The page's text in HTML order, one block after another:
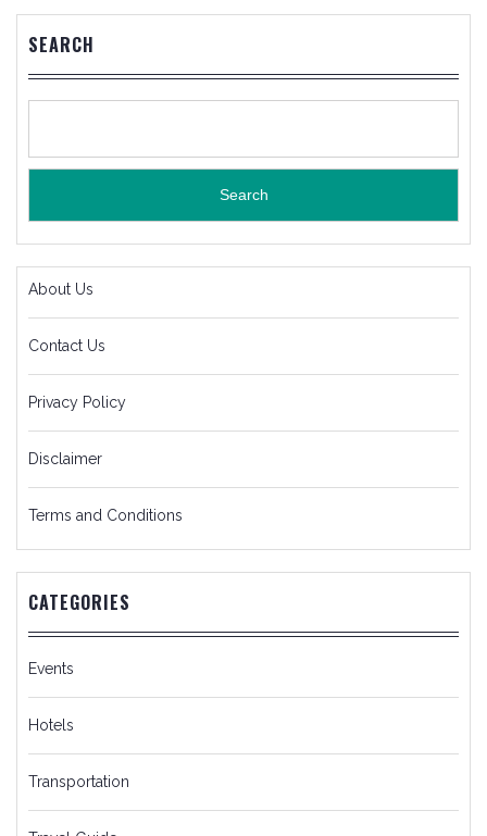
SEARCH
Search
About Us
Contact Us
Privacy Policy
Disclaimer
Terms and Conditions
CATEGORIES
Events
Hotels
Transportation